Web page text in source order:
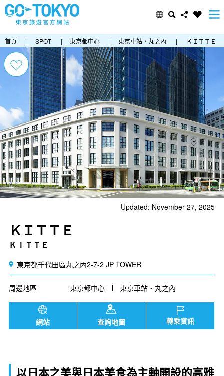
首頁 | SPOT | 東京都中心 | 東京車站・丸之內 | ＫＩＴＴＥ
Updated: November 27, 2025
ＫＩＴＴＥ
ＫＩＴＴＥ
東京都千代田區丸之內2-7-2 JP TOWER
周邊地區 東京都中心 東京車站・丸之內
網站 查詢地圖 轉乘資訊
以日本之美與日本美食為主軸開設的高雅